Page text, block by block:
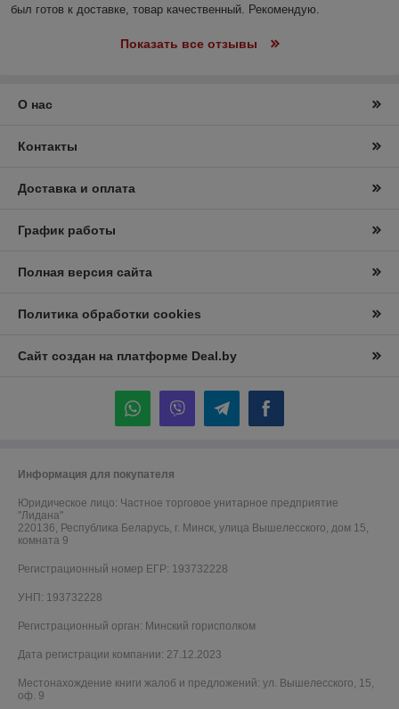
был готов к доставке, товар качественный. Рекомендую.
Показать все отзывы
О нас
Контакты
Доставка и оплата
График работы
Полная версия сайта
Политика обработки cookies
Сайт создан на платформе Deal.by
Информация для покупателя
Юридическое лицо: Частное торговое унитарное предприятие
"Лидана"
220136, Республика Беларусь, г. Минск, улица Вышелесского, дом 15,
комната 9
Регистрационный номер ЕГР: 193732228
УНП: 193732228
Регистрационный орган: Минский горисполком
Дата регистрации компании: 27.12.2023
Местонахождение книги жалоб и предложений: ул. Вышелесского, 15,
оф. 9